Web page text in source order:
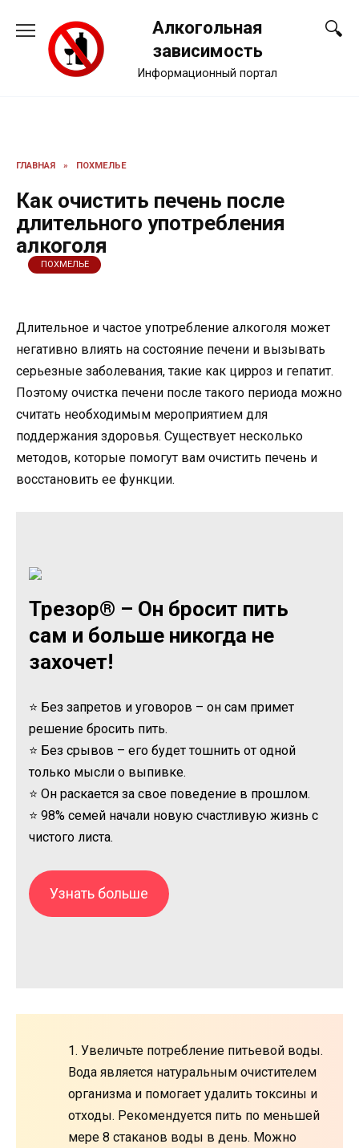
содержанию
Алкогольная
зависимость
Информационный портал
ГЛАВНАЯ » ПОХМЕЛЬЕ
Как очистить печень после
длительного употребления
алкоголя
ПОХМЕЛЬЕ
Длительное и частое употребление алкоголя может
негативно влиять на состояние печени и вызывать
серьезные заболевания, такие как цирроз и гепатит.
Поэтому очистка печени после такого периода можно
считать необходимым мероприятием для
поддержания здоровья. Существует несколько
методов, которые помогут вам очистить печень и
восстановить ее функции.
Трезор® – Он бросит пить
сам и больше никогда не
захочет!
⭐ Без запретов и уговоров – он сам примет
решение бросить пить.
⭐ Без срывов – его будет тошнить от одной
только мысли о выпивке.
⭐ Он раскается за свое поведение в прошлом.
⭐ 98% семей начали новую счастливую жизнь с
чистого листа.
Узнать больше
1. Увеличьте потребление питьевой воды.
Вода является натуральным очистителем
организма и помогает удалить токсины и
отходы. Рекомендуется пить по меньшей
мере 8 стаканов воды в день. Можно